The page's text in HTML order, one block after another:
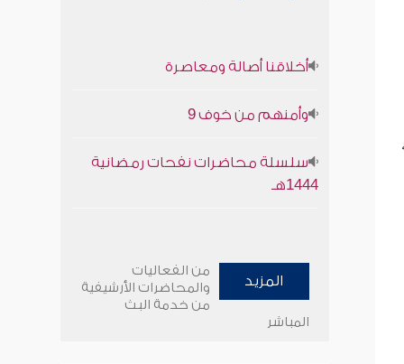
أخلاقنا أصالة ومعاصرة
وأمنهم من خوف 9
سلسلة محاضرات نفحات رمضانية
1444هـ
المزيد
من الفعاليات
والمحاضرات الأرشيفية
من خدمة البث
المباشر